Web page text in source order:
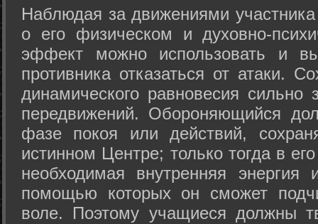
Hаблюдая за движениями
о его физическом и духовно-
эффект можно использовать и
противника отказаться от атаки.
динамического равновесия сильно
передвижений. Обороняющийся
фазе покоя или действий,
истинном Центре; только тогда в
необходимая внутренняя
помощью которых он сможет
воле. Поэтому учащиеся должны